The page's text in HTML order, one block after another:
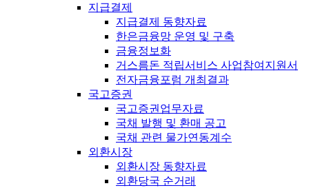
지급결제
지급결제 동향자료
한은금융망 운영 및 구축
금융정보화
거스름돈 적립서비스 사업참여지원서
전자금융포럼 개최결과
국고증권
국고증권업무자료
국채 발행 및 환매 공고
국채 관련 물가연동계수
외환시장
외환시장 동향자료
외환당국 순거래